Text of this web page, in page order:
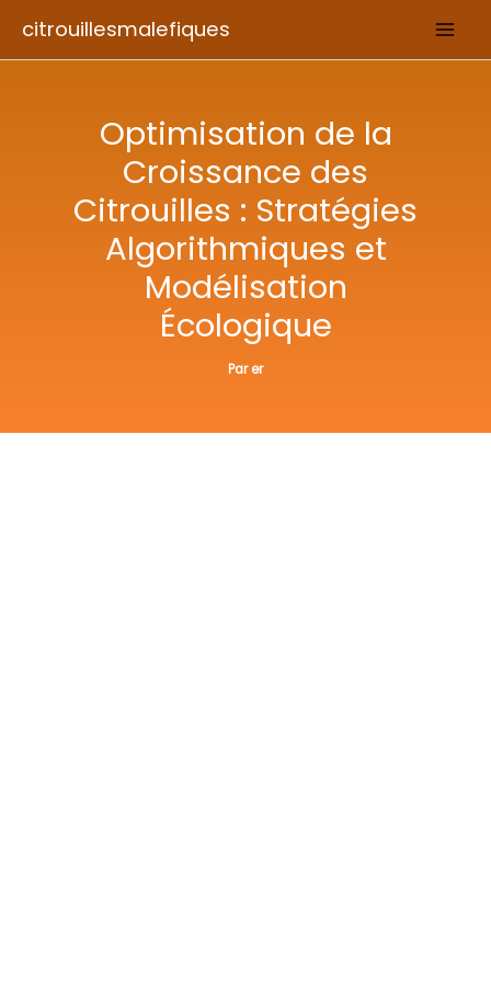
citrouillesmalefiques
Optimisation de la
Croissance des
Citrouilles : Stratégies
Algorithmiques et
Modélisation
Écologique
Parer